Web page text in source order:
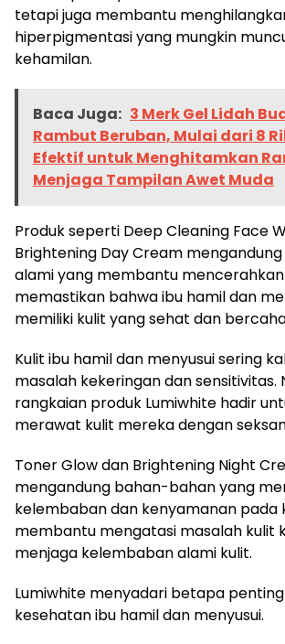
tetapi juga membantu
hiperpigmentasi yang mungkin
kehamilan.
Baca Juga: 3 Merk Gel Lidah
Rambut Beruban, Mulai dari 8
Efektif untuk Menghitamkan
Menjaga Tampilan Awet Muda
Produk seperti Deep Cleaning Face
Brightening Day Cream
alami yang membantu
memastikan bahwa ibu hamil dan
memiliki kulit yang sehat dan
Kulit ibu hamil dan menyusui sering
masalah kekeringan dan sensitivitas.
rangkaian produk Lumiwhite hadir
merawat kulit mereka dengan
Toner Glow dan Brightening Night
mengandung bahan-bahan yang
kelembaban dan kenyamanan pada
membantu mengatasi masalah kulit
menjaga kelembaban alami kulit.
Lumiwhite menyadari betapa
kesehatan ibu hamil dan menyusui.